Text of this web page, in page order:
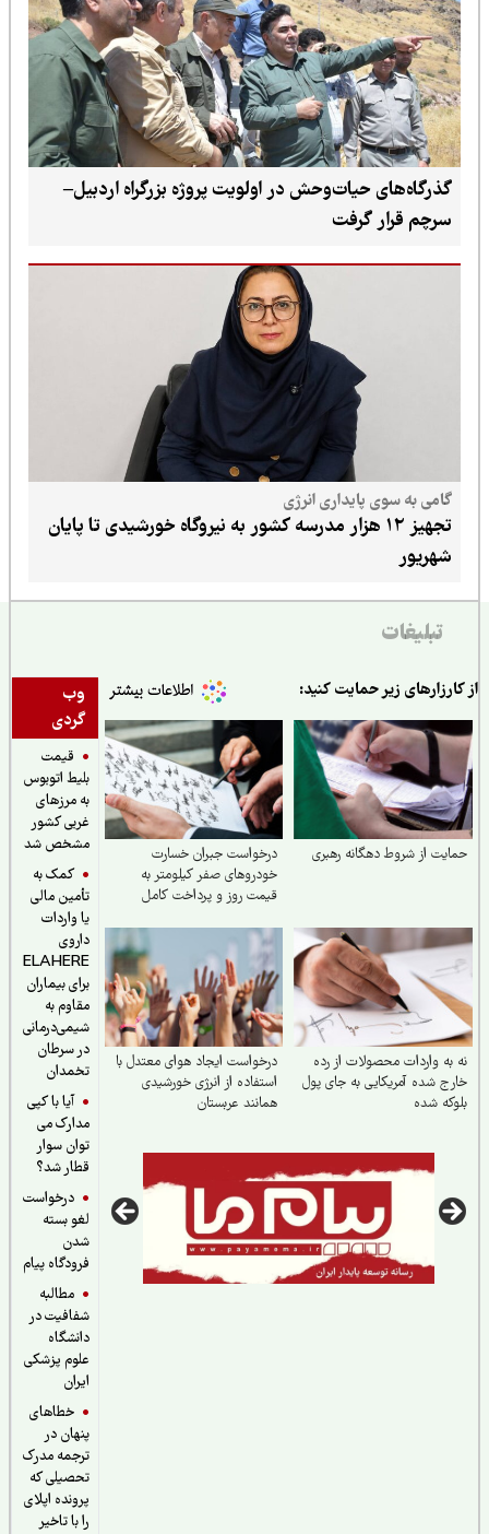
گذرگاه‌های حیات‌وحش در اولویت پروژه بزرگراه اردبیل–
سرچم قرار گرفت
گامی به سوی پایداری انرژی
تجهیز ۱۲ هزار مدرسه کشور به نیروگاه خورشیدی تا پایان
شهریور
تبلیغات
وب
گردی
قیمت
بلیط اتوبوس
به مرزهای
غربی کشور
مشخص شد
کمک به
تأمین مالی
یا واردات
داروی
ELAHERE
برای بیماران
مقاوم به
شیمی‌درمانی
در سرطان
تخمدان
آیا با کپی
مدارک می
توان سوار
قطار شد؟
درخواست
لغو بسته
فرودگاه پیام
مطالبه
شفافیت در
دانشگاه
علوم پزشکی
خطاهای
پنهان در
ترجمه مدرک
تحصیلی که
پرونده اپلای
را با تاخیر
زیر حمایت کنید:
از شروط دهگانه رهبری
درخواست جبران خسارت
خودروهای صفر کیلومتر به
قیمت روز و پرداخت کامل
بیمه
واردات محصولات از رده
شده آمریکایی به جای پول
شده
درخواست ایجاد هوای معتدل با
استفاده از انرژی خورشیدی
همانند عربستان